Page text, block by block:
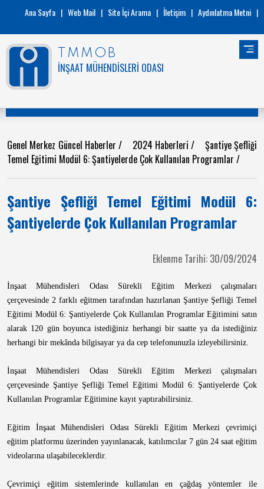
Ana Sayfa | Web Mail | Site İçi Arama | İletişim | Aydınlatma Metni |
TMMOB
İNŞAAT MÜHENDİSLERİ ODASI
Genel Merkez Güncel Haberler/ 2024 Haberleri/ Şantiye Şefliği
Temel Eğitimi Modül 6: Şantiyelerde Çok Kullanılan Programlar /
Şantiye Şefliği Temel Eğitimi Modül 6:
Şantiyelerde Çok Kullanılan Programlar
Eklenme Tarihi: 30/09/2024
İnşaat Mühendisleri Odası Sürekli Eğitim Merkezi çalışmaları
çerçevesinde 2 farklı eğitmen tarafından hazırlanan Şantiye Şefliği Temel
Eğitimi Modül 6: Şantiyelerde Çok Kullanılan Programlar Eğitimini satın
alarak 120 gün boyunca istediğiniz herhangi bir saatte ya da istediğiniz
herhangi bir mekânda bilgisayar ya da cep telefonunuzla izleyebilirsiniz.
İnşaat Mühendisleri Odası Sürekli Eğitim Merkezi çalışmaları
çerçevesinde Şantiye Şefliği Temel Eğitimi Modül 6: Şantiyelerde Çok
Kullanılan Programlar Eğitimine kayıt yaptırabilirsiniz.
Eğitim İnşaat Mühendisleri Odası Sürekli Eğitim Merkezi çevrimiçi
eğitim platformu üzerinden yayınlanacak, katılımcılar 7 gün 24 saat eğitim
videolarına ulaşabileceklerdir.
Çevrimiçi eğitim sistemlerinde kullanılan en çağdaş yöntemler ile